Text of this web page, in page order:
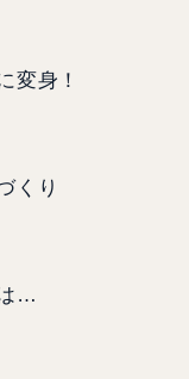
変身！
くり
…